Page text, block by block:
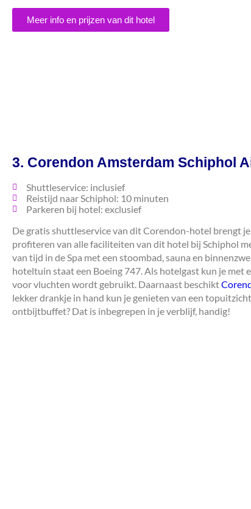
Meer info en prijzen van dit hotel
3. Corendon Amsterdam Schiphol
Shuttleservice: inclusief
Reistijd naar Schiphol: 10 minuten
Parkeren bij hotel: exclusief
De gratis shuttleservice van dit Corendon-hotel brengt
profiteren van alle faciliteiten van dit hotel bij Schiphol
van tijd in de Spa met een stoombad, sauna en
hoteltuin staat een Boeing 747. Als hotelgast kun je met
voor vluchten wordt gebruikt. Daarnaast beschikt
lekker drankje in hand kun je genieten van een
ontbijtbuffet? Dat is inbegrepen in je verblijf, handig!